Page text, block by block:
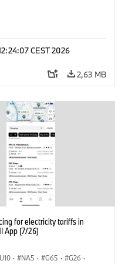
CEST 2026
2,63 MB
for electricity tariffs in
App (7/26)
U10 · NA5 · G65 · G26 ·